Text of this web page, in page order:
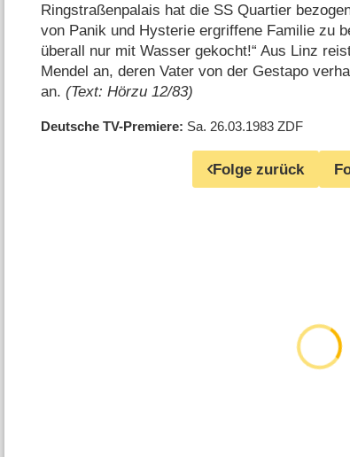
Ringstraßenpalais hat die SS Quartier
von Panik und Hysterie ergriffene Familie zu
überall nur mit Wasser gekocht!“ Aus Linz
Mendel an, deren Vater von der Gestapo
an.(Text: Hörzu 12/83)
Deutsche TV-Premiere Sa. 26.03.1983 ZDF
Folge zurück